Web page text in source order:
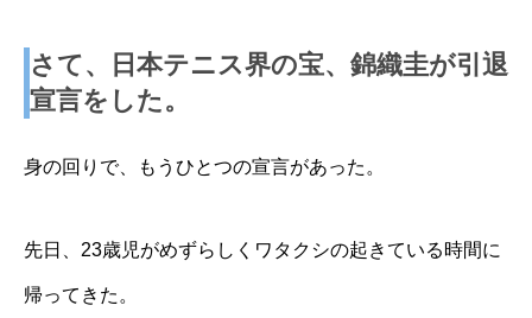
さて、日本テニス界の宝、錦織圭が引退
宣言をした。
身の回りで、もうひとつの宣言があった。
先日、23歳児がめずらしくワタクシの起きている時間に
帰ってきた。